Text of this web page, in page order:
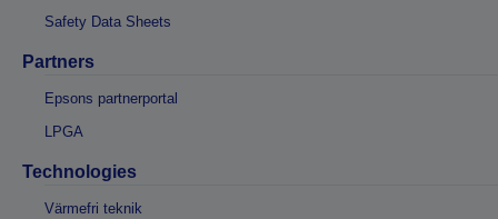
Safety Data Sheets
Partners
Epsons partnerportal
LPGA
Technologies
Värmefri teknik